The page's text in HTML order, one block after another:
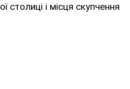
столиці і місця скупчення